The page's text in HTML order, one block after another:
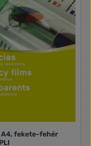
fekete-fehér